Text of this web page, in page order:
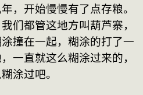
，开始慢慢有了点存粮。
们都管这地方叫葫芦寨，
撞在一起，糊涂的打了一
一直就这么糊涂过来的，
涂过吧。